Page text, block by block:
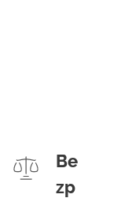
Be
zp